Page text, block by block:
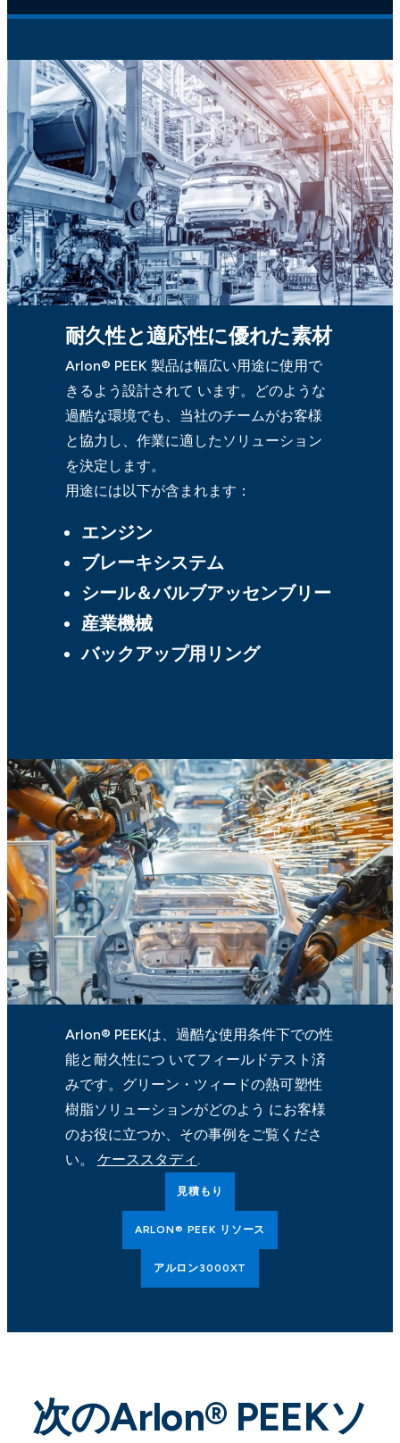
耐久性と適応性に優れた素材
Arlon® PEEK 製品は幅広い用途に使用で
きるよう設計されて います。どのような
過酷な環境でも、当社のチームがお客様
と協力し、作業に適したソリューション
を決定します。
用途には以下が含まれます：
エンジン
ブレーキシステム
シール＆バルブアッセンブリー
産業機械
バックアップ用リング
Arlon® PEEKは、過酷な使用条件下での性
能と耐久性につ いてフィールドテスト済
みです。グリーン・ツィードの熱可塑性
樹脂ソリューションがどのよう にお客様
のお役に立つか、その事例をご覧くださ
い。 ケーススタディ .
見積もり
ARLON® PEEK リソース
アルロン3000XT
次のArlon® PEEKソ